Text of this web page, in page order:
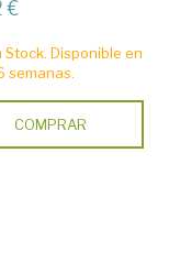
€
Stock. Disponible en
semanas.
COMPRAR